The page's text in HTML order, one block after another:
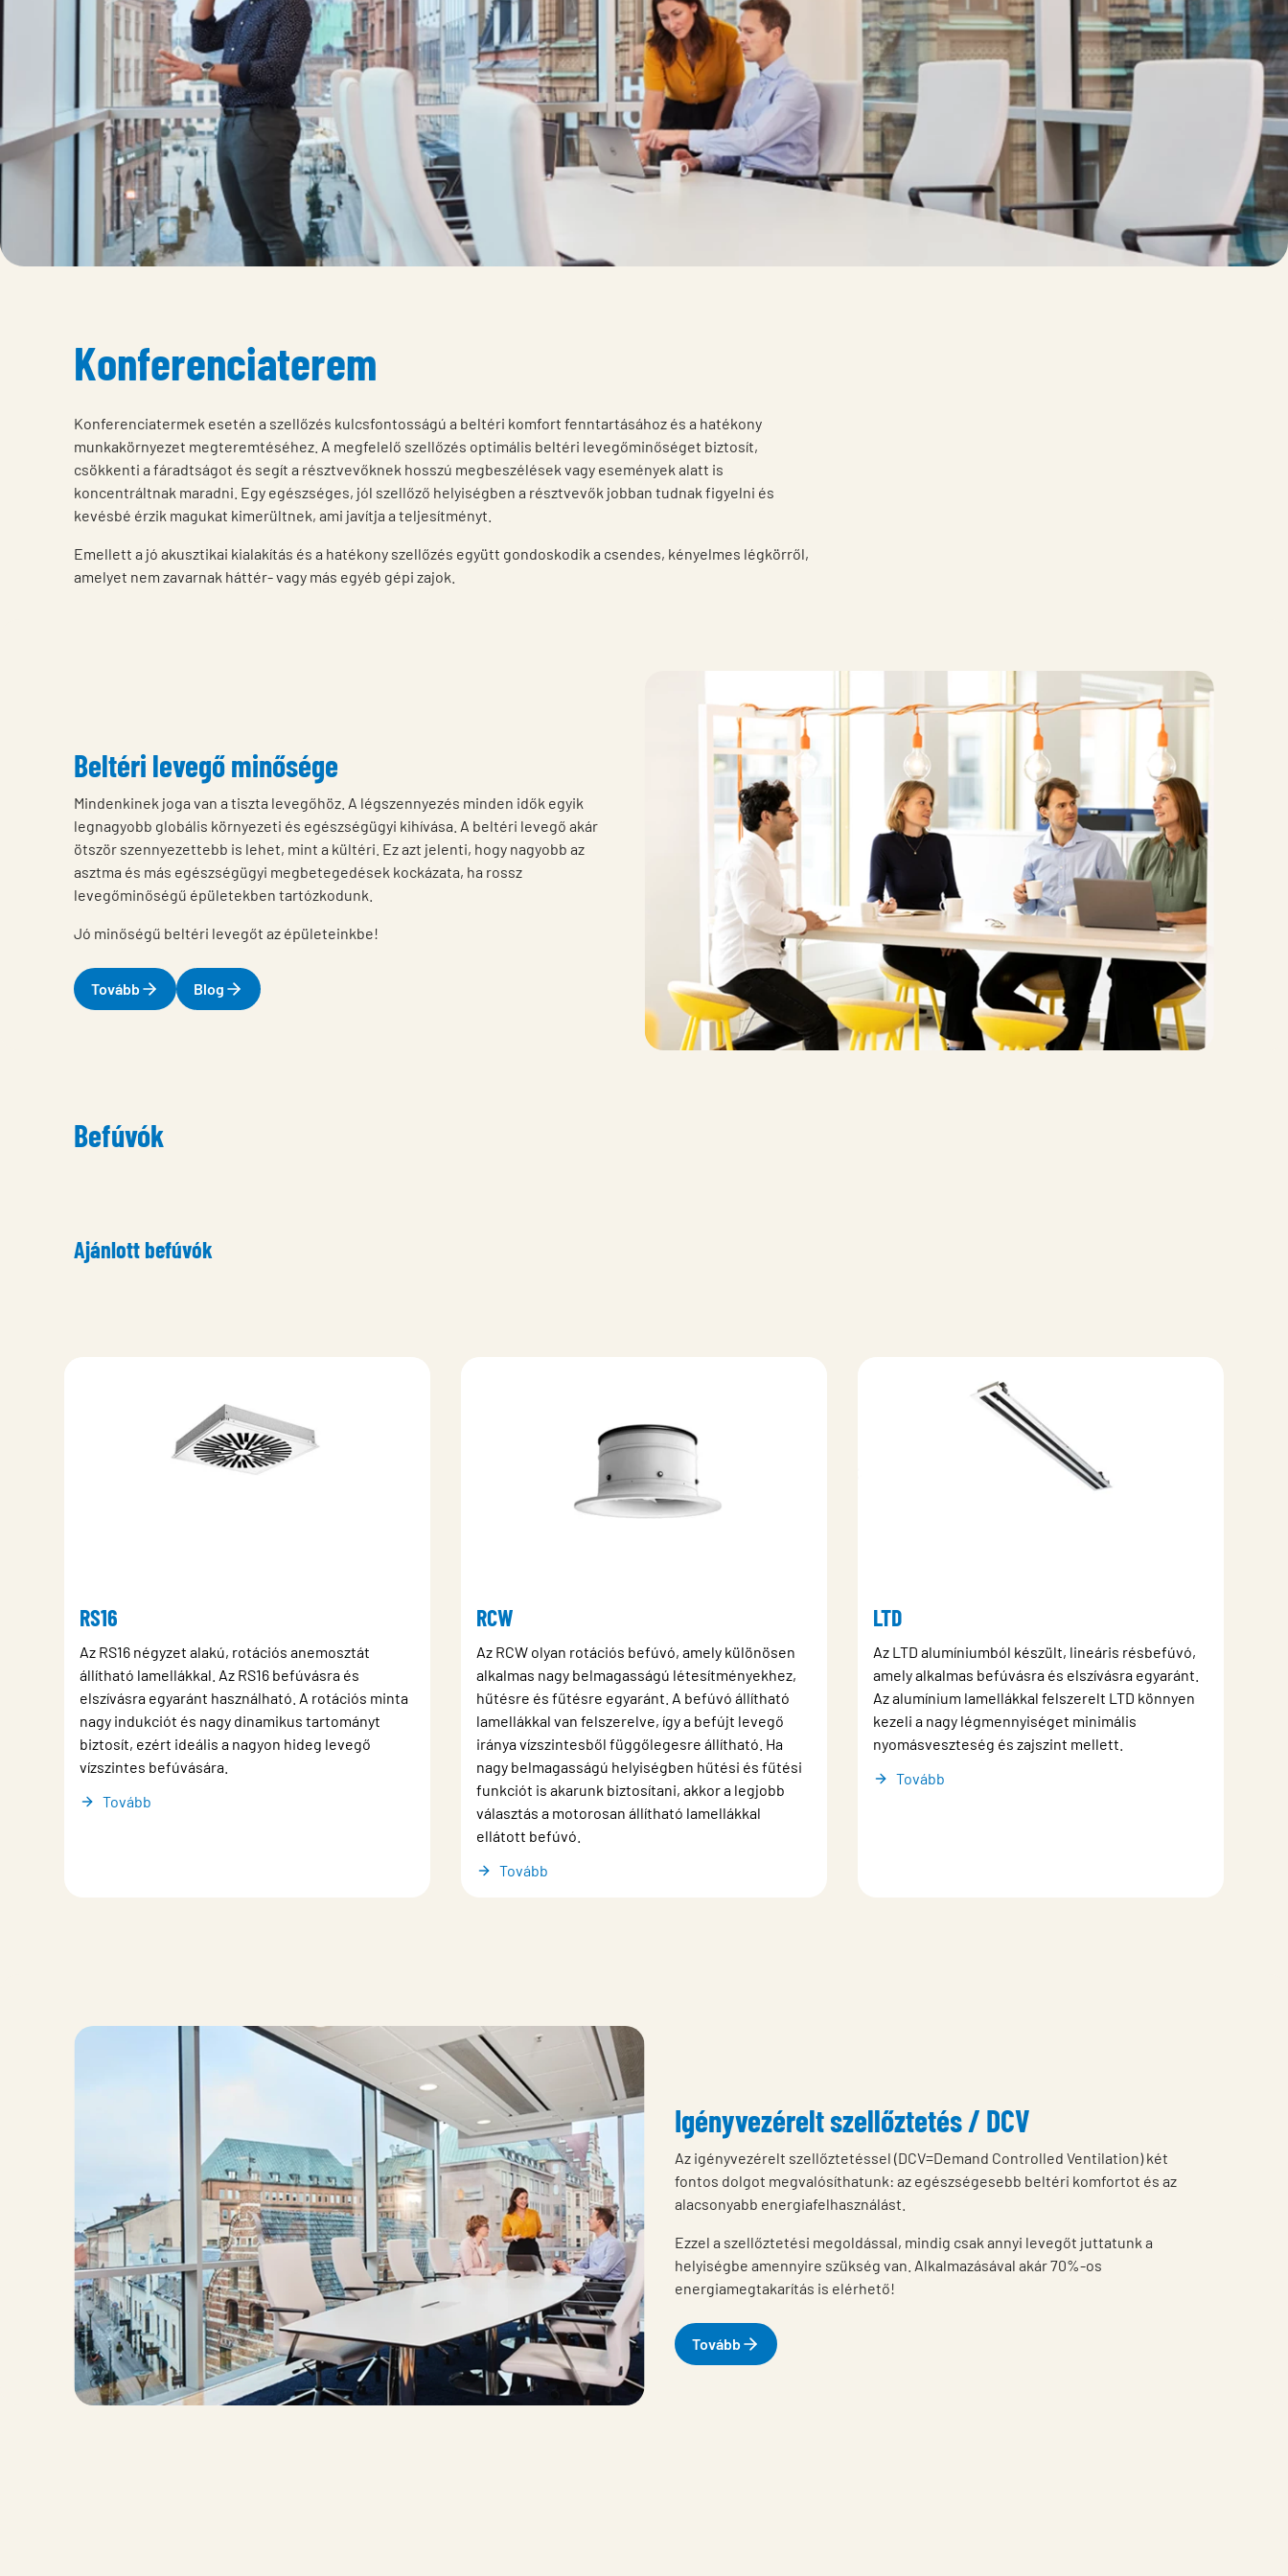
Konferenciaterem
Konferenciatermek esetén a szellőzés kulcsfontosságú a beltéri komfort fenntartásához és a hatékony
munkakörnyezet megteremtéséhez. A megfelelő szellőzés optimális beltéri levegőminőséget biztosít,
csökkenti a fáradtságot és segít a résztvevőknek hosszú megbeszélések vagy események alatt is
koncentráltnak maradni. Egy egészséges, jól szellőző helyiségben a résztvevők jobban tudnak figyelni és
kevésbé érzik magukat kimerültnek, ami javítja a teljesítményt.
Emellett a jó akusztikai kialakítás és a hatékony szellőzés együtt gondoskodik a csendes, kényelmes légkörről,
amelyet nem zavarnak háttér- vagy más egyéb gépi zajok.
Beltéri levegő minősége
Mindenkinek joga van a tiszta levegőhöz. A légszennyezés minden idők egyik
legnagyobb globális környezeti és egészségügyi kihívása. A beltéri levegő akár
ötször szennyezettebb is lehet, mint a kültéri. Ez azt jelenti, hogy nagyobb az
asztma és más egészségügyi megbetegedések kockázata, ha rossz
levegőminőségű épületekben tartózkodunk.
Jó minőségű beltéri levegőt az épületeinkbe!
Tovább Blog
Befúvók
Ajánlott befúvók
RS16
Az RS16 négyzet alakú, rotációs anemosztát
állítható lamellákkal. Az RS16 befúvásra és
elszívásra egyaránt használható. A rotációs minta
nagy indukciót és nagy dinamikus tartományt
biztosít, ezért ideális a nagyon hideg levegő
vízszintes befúvására.
Tovább
RCW
Az RCW olyan rotációs befúvó, amely különösen
alkalmas nagy belmagasságú létesítményekhez,
hűtésre és fűtésre egyaránt. A befúvó állítható
lamellákkal van felszerelve, így a befújt levegő
iránya vízszintesből függőlegesre állítható. Ha
nagy belmagasságú helyiségben hűtési és fűtési
funkciót is akarunk biztosítani, akkor a legjobb
választás a motorosan állítható lamellákkal
ellátott befúvó.
Tovább
LTD
Az LTD alumíniumból készült, lineáris résbefúvó,
amely alkalmas befúvásra és elszívásra egyaránt.
Az alumínium lamellákkal felszerelt LTD könnyen
kezeli a nagy légmennyiséget minimális
nyomásveszteség és zajszint mellett.
Tovább
Igényvezérelt szellőztetés / DCV
Az igényvezérelt szellőztetéssel (DCV=Demand Controlled Ventilation) két
fontos dolgot megvalósíthatunk: az egészségesebb beltéri komfortot és az
alacsonyabb energiafelhasználást.
Ezzel a szellőztetési megoldással, mindig csak annyi levegőt juttatunk a
helyiségbe amennyire szükség van. Alkalmazásával akár 70%-os
energiamegtakarítás is elérhető!
Tovább